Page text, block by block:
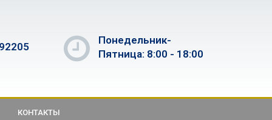
Понедельник-
Пятница: 8:00 - 18:00
КОНТАКТЫ